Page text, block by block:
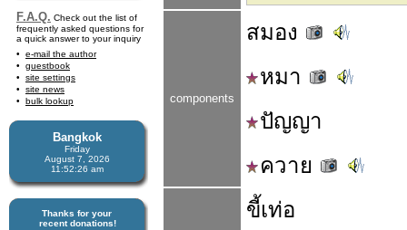
F.A.Q. Check out the list of
frequently asked questions for
a quick answer to your inquiry
e-mail the author
guestbook
site settings
site news
bulk lookup
Bangkok
Friday
August 7, 2026
11:52:26 am
Thanks for your
recent donations!
components
สมอง
หมา
ปัญญา
ควาย
ขี้เท่อ